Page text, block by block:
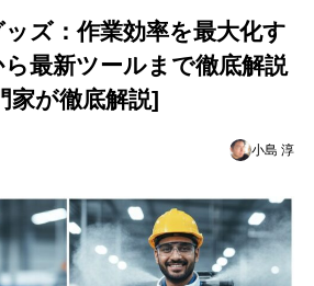
ズ：作業効率を最大化す
最新ツールまで徹底解説
家が徹底解説]
小島 淳